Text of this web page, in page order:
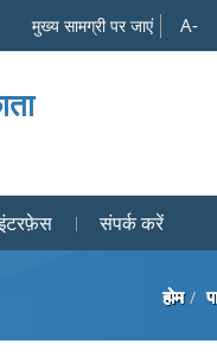
मुख्य सामग्री पर जाएं
संपर्क करें
होम